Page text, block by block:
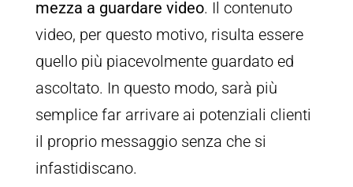
mezza a guardare video. Il contenuto
video, per questo motivo, risulta essere
quello più piacevolmente guardato ed
ascoltato. In questo modo, sarà più
semplice far arrivare ai potenziali clienti
il proprio messaggio senza che si
infastidiscano.